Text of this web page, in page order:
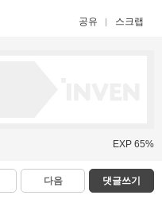
공유 스크랩
EXP 65%
다음 댓글쓰기